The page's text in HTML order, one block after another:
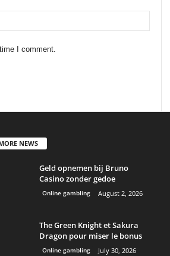
I comment.
NEWS
Geld opnemen bij Bruno
Casino zonder gedoe
Online gambling August 2, 2026
The Green Knight et Sakura
Dragon pour miser le bonus
Online gambling July 30, 2026